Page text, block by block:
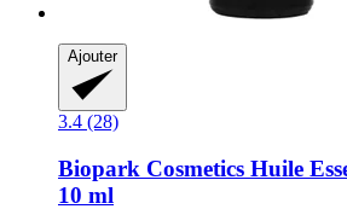
Ajouter
3.4 (28)
Biopark Cosmetics Huile
10 ml